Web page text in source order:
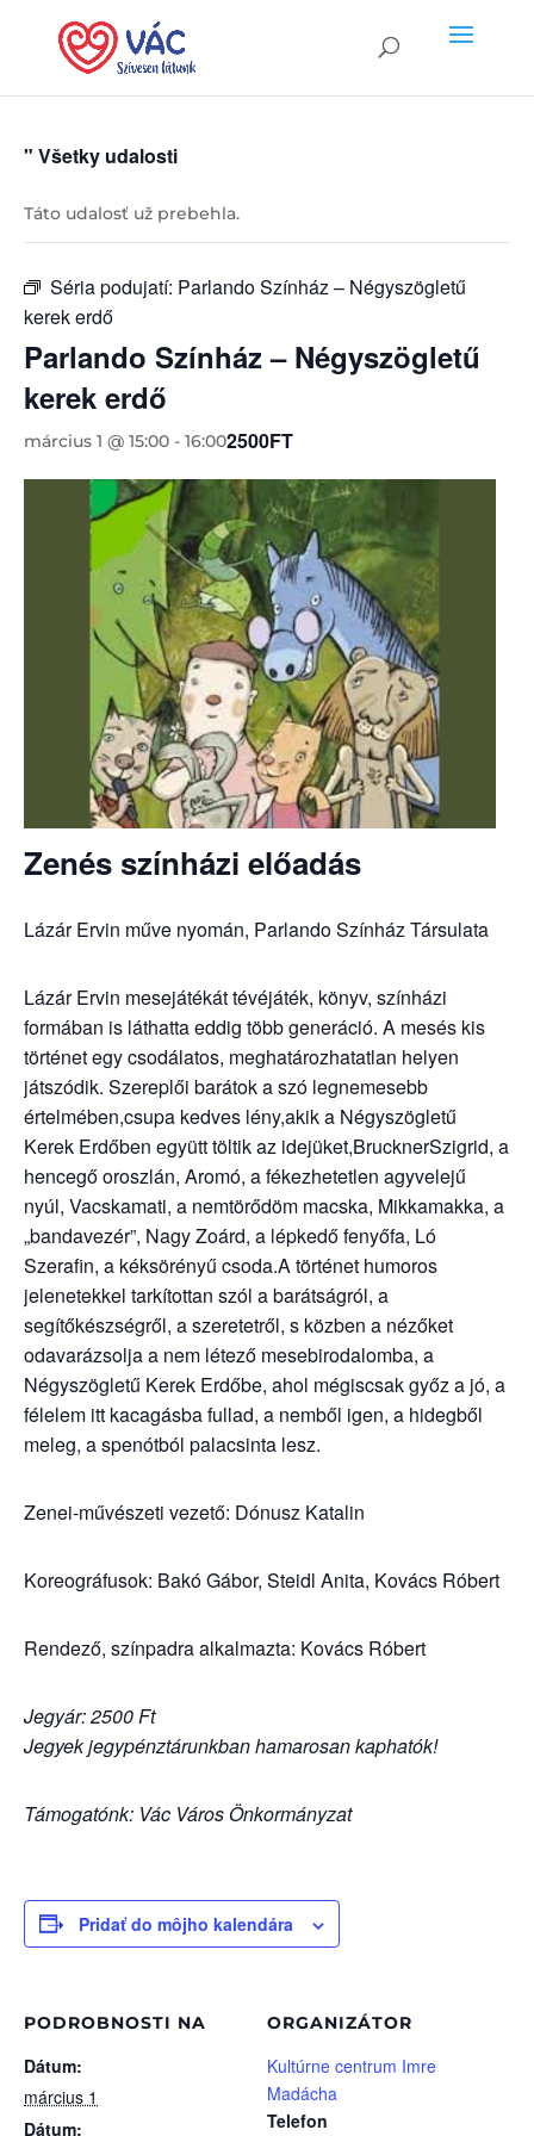
" Všetky udalosti
Táto udalosť už prebehla.
Séria podujatí: Parlando Színház – Négyszögletű
kerek erdő
Parlando Színház – Négyszögletű
kerek erdő
március 1 @ 15:00 - 16:002500FT
Zenés színházi előadás
Lázár Ervin műve nyomán, Parlando Színház Társulata
Lázár Ervin mesejátékát tévéjáték, könyv, színházi
formában is láthatta eddig több generáció. A mesés kis
történet egy csodálatos, meghatározhatatlan helyen
játszódik. Szereplői barátok a szó legnemesebb
értelmében,csupa kedves lény,akik a Négyszögletű
Kerek Erdőben együtt töltik az idejüket,BrucknerSzigrid, a
hencegő oroszlán, Aromó, a fékezhetetlen agyvelejű
nyúl, Vacskamati, a nemtörődöm macska, Mikkamakka, a
„bandavezér”, Nagy Zoárd, a lépkedő fenyőfa, Ló
Szerafin, a kéksörényű csoda.A történet humoros
jelenetekkel tarkítottan szól a barátságról, a
segítőkészségről, a szeretetről, s közben a nézőket
odavarázsolja a nem létező mesebirodalomba, a
Négyszögletű Kerek Erdőbe, ahol mégiscsak győz a jó, a
félelem itt kacagásba fullad, a nemből igen, a hidegből
meleg, a spenótból palacsinta lesz.
Zenei-művészeti vezető: Dónusz Katalin
Koreográfusok: Bakó Gábor, Steidl Anita, Kovács Róbert
Rendező, színpadra alkalmazta: Kovács Róbert
Jegyár: 2500 Ft
Jegyek jegypénztárunkban hamarosan kaphatók!
Támogatónk: Vác Város Önkormányzat
Pridať do môjho kalendára
PODROBNOSTI NA
Dátum:
március 1
Dátum:
ORGANIZÁTOR
Kultúrne centrum Imre
Madácha
Telefon